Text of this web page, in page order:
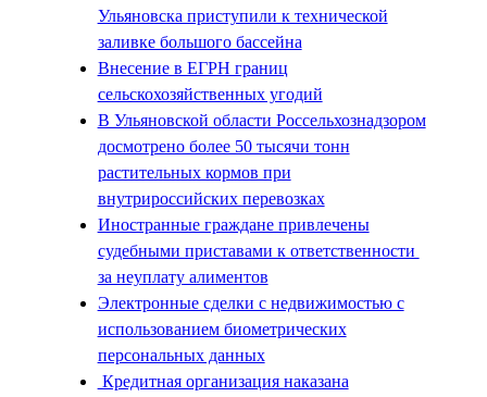
Ульяновска приступили к технической
заливке большого бассейна
Внесение в ЕГРН границ
сельскохозяйственных угодий
В Ульяновской области Россельхознадзором
досмотрено более 50 тысячи тонн
растительных кормов при
внутрироссийских перевозках
Иностранные граждане привлечены
судебными приставами к ответственности
за неуплату алиментов
Электронные сделки с недвижимостью с
использованием биометрических
персональных данных
Кредитная организация наказана